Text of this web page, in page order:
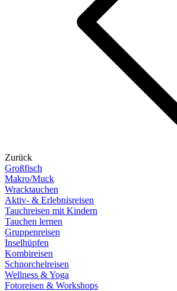
Zurück
Großfisch
Makro/Muck
Wracktauchen
Aktiv- & Erlebnisreisen
Tauchreisen mit Kindern
Tauchen lernen
Gruppenreisen
Inselhüpfen
Kombireisen
Schnorchelreisen
Wellness & Yoga
Fotoreisen & Workshops